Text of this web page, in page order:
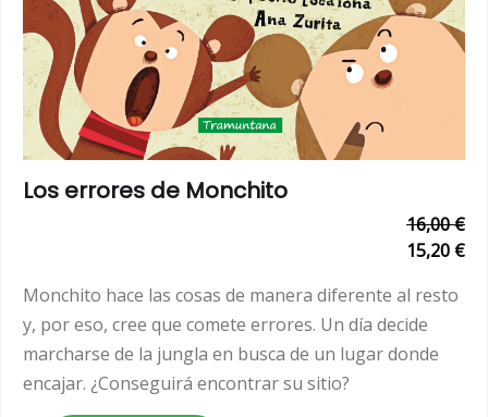
Los errores de Monchito
16,00 €
15,20 €
Monchito hace las cosas de manera diferente al resto
y, por eso, cree que comete errores. Un día decide
marcharse de la jungla en busca de un lugar donde
encajar. ¿Conseguirá encontrar su sitio?